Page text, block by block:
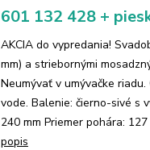
601 132 428 +
AKCIA do vypredania!
mm) a striebornými
Neumývať v umývačke
vode. Balenie: čierno-sivé s
240 mm Priemer pohára:
popis